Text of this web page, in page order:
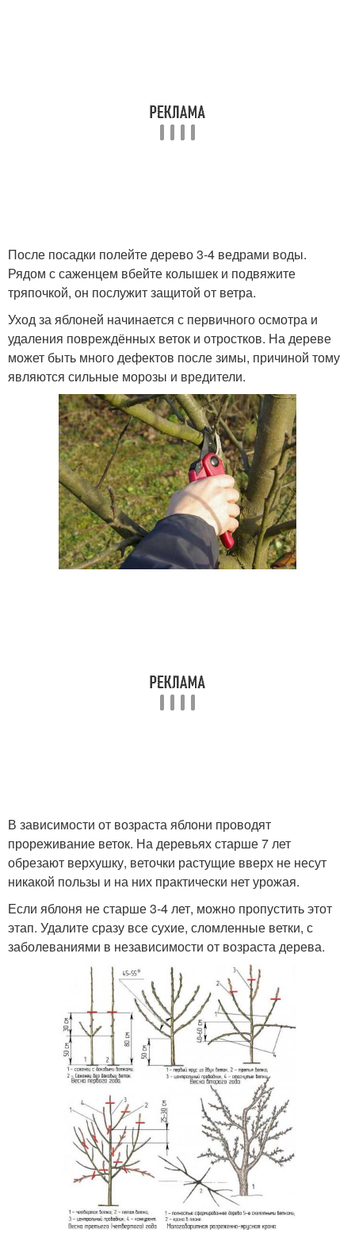
После посадки полейте дерево 3-4 ведрами воды.
Рядом с саженцем вбейте колышек и подвяжите
тряпочкой, он послужит защитой от ветра.
Уход за яблоней начинается с первичного осмотра и
удаления повреждённых веток и отростков. На дереве
может быть много дефектов после зимы, причиной тому
являются сильные морозы и вредители.
В зависимости от возраста яблони проводят
прореживание веток. На деревьях старше 7 лет
обрезают верхушку, веточки растущие вверх не несут
никакой пользы и на них практически нет урожая.
Если яблоня не старше 3-4 лет, можно пропустить этот
этап. Удалите сразу все сухие, сломленные ветки, с
заболеваниями в независимости от возраста дерева.